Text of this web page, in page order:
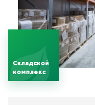
Складской
комплекс